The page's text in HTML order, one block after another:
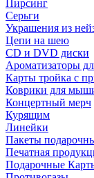
Пирсинг
Серьги
Украшения из
Цепи на шею
CD и DVD диски
Ароматизаторы
Карты тройка с
Коврики для
Концертный мерч
Курящим
Линейки
Пакеты
Печатная
Подарочные